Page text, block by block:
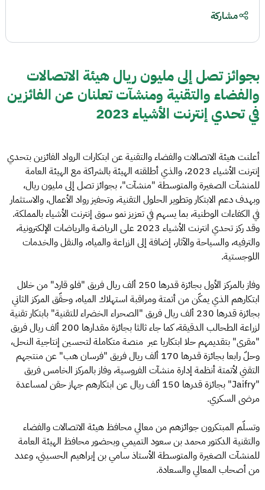
بجوائز تصل إلى مليون ريال هيئة الاتصالات
والفضاء والتقنية ومنشآت تعلنان عن الفائزين
في تحدي إنترنت الأشياء 2023
أعلنت هيئة الاتصالات والفضاء والتقنية عن ابتكارات الرواد الفائزين بتحدي
إنترنت الأشياء 2023، والذي أطلقته الهيئة بالشراكة مع الهيئة العامة
للمنشآت الصغيرة والمتوسطة "منشآت"، بجوائز تصل إلى مليون ريال،
وبهدف دعم الابتكار وتطوير الحلول التقنية، وتحفيز رواد الأعمال، والاستثمار
في الكفاءات الوطنية، بما يسهم في تعزيز نمو سوق إنترنت الأشياء بالمملكة.
وقد ركز تحدي انترنت الأشياء 2023 على الرياضة والرياضات الإلكترونية،
والترفيه، والسياحة والآثار، إضافة إلى الزراعة والمياه، والنقل والخدمات
اللوجستية.
وفاز بالمركز الأول بجائزة قدرها 250 ألف ريال فريق "فلو قارد" من خلال
ابتكارهم الذي يمكّن من أتمتة ومراقبة استهلاك المياه، وحقّق المركز الثاني
بجائزة قدرها 230 ألف ريال فريق "الصحراء الخضراء للتقنية" بابتكار تقنية
لزراعة الطحالب الدقيقة، كما جاء ثالثا بجائزة مقدارها 200 ألف ريال فريق
"مقرى" بتقديمهم حلا ابتكاريا عبر منصة متكاملة لتحسين إنتاجية النحل،
وحلّ رابعا بجائزة قدرها 170 ألف ريال فريق "فرسان هب" عن منتجهم
التقني لأتمتة أنظمة إدارة منشآت الفروسية، وفاز بالمركز الخامس فريق
"Jaifry" بجائزة قدرها 150 ألف ريال عن ابتكارهم جهاز حقن لمساعدة
مرضى السكري.
وتسلّم المبتكرون جوائزهم من معالي محافظ هيئة الاتصالات والفضاء
والتقنية الدكتور محمد بن سعود التميمي وبحضور محافظ الهيئة العامة
للمنشآت الصغيرة والمتوسطة الأستاذ سامي بن إبراهيم الحسيني، وعدد
من أصحاب المعالي والسعادة.
مشاركة